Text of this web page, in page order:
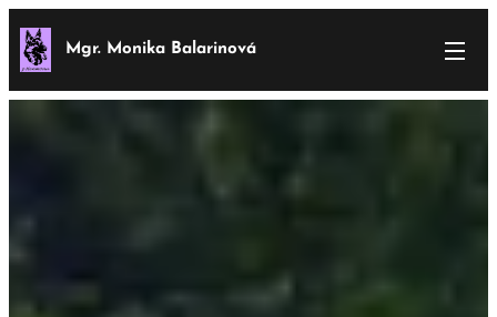
Mgr. Monika Balarinová